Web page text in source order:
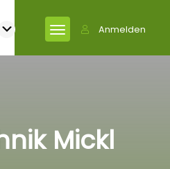
Anmelden
Mickl